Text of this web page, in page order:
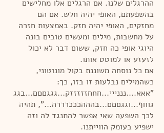
ההרגלים שלנו. אם הרגלים אלו מחלישים
בהשפעתם, האופי יהיה חלש. אם הם
מחזקים, האופי יהיה חזק. באמצעות חזרה
על מחשבות, מילים ומעשים טובים בונה
היוגי אופי כה חזק, ששום דבר לא יכול
לזעזע או למוטט אותו.
אם כל נוסחה משוננת בקול מונוטוני,
כשהמילים נבלעות זו בזו, כך:
"אאא....נננייי...חחחזזזזזק...גגגםםם...בגג
גוווף...וגגםםם...בהההכככרררה...", תהיה
לכך השפעה שאי אפשר להתנגד לה וזה
ישפיע בעומק הווייתנו.